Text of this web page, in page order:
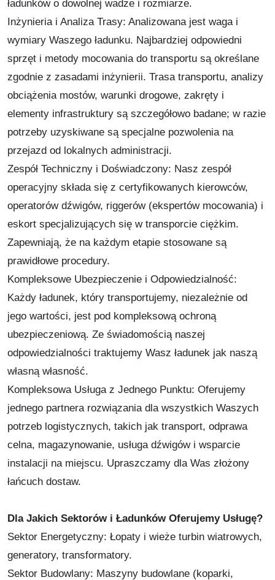
ładunków o dowolnej wadze i rozmiarze.
Inżynieria i Analiza Trasy: Analizowana jest waga i
wymiary Waszego ładunku. Najbardziej odpowiedni
sprzęt i metody mocowania do transportu są określane
zgodnie z zasadami inżynierii. Trasa transportu, analizy
obciążenia mostów, warunki drogowe, zakręty i
elementy infrastruktury są szczegółowo badane; w razie
potrzeby uzyskiwane są specjalne pozwolenia na
przejazd od lokalnych administracji.
Zespół Techniczny i Doświadczony: Nasz zespół
operacyjny składa się z certyfikowanych kierowców,
operatorów dźwigów, riggerów (ekspertów mocowania) i
eskort specjalizujących się w transporcie ciężkim.
Zapewniają, że na każdym etapie stosowane są
prawidłowe procedury.
Kompleksowe Ubezpieczenie i Odpowiedzialność:
Każdy ładunek, który transportujemy, niezależnie od
jego wartości, jest pod kompleksową ochroną
ubezpieczeniową. Ze świadomością naszej
odpowiedzialności traktujemy Wasz ładunek jak naszą
własną własność.
Kompleksowa Usługa z Jednego Punktu: Oferujemy
jednego partnera rozwiązania dla wszystkich Waszych
potrzeb logistycznych, takich jak transport, odprawa
celna, magazynowanie, usługa dźwigów i wsparcie
instalacji na miejscu. Upraszczamy dla Was złożony
łańcuch dostaw.
Dla Jakich Sektorów i Ładunków Oferujemy Usługę?
Sektor Energetyczny: Łopaty i wieże turbin wiatrowych,
generatory, transformatory.
Sektor Budowlany: Maszyny budowlane (koparki,